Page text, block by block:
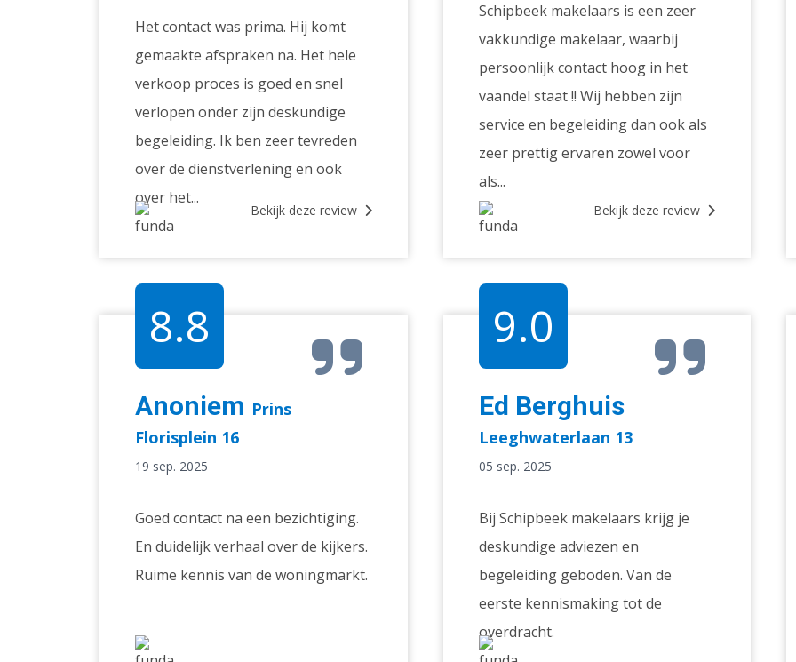
Het contact was prima. Hij komt
gemaakte afspraken na. Het hele
verkoop proces is goed en snel
verlopen onder zijn deskundige
begeleiding. Ik ben zeer tevreden
over de dienstverlening en ook
over het...
Bekijk deze review
Schipbeek makelaars is een zeer
vakkundige makelaar, waarbij
persoonlijk contact hoog in het
vaandel staat !! Wij hebben zijn
service en begeleiding dan ook als
zeer prettig ervaren zowel voor
als...
Bekijk deze review
8.8
Anoniem Prins
Florisplein 16
19 sep. 2025
Goed contact na een bezichtiging.
En duidelijk verhaal over de kijkers.
Ruime kennis van de woningmarkt.
9.0
Ed Berghuis
Leeghwaterlaan 13
05 sep. 2025
Bij Schipbeek makelaars krijg je
deskundige adviezen en
begeleiding geboden. Van de
eerste kennismaking tot de
overdracht.